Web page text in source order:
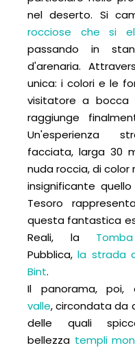
nel deserto. Si
rocciose che si
passando in
d'arenaria.
unica: i colori e le
visitatore a bocca
raggiunge
Un'esperienza
facciata, larga 30
nuda roccia, di
insignificante
Tesoro
questa fantastica
Reali, la
Pubblica,la strada
Bint.
Il panorama,
valle, circondata da
delle quali
bellezza templi